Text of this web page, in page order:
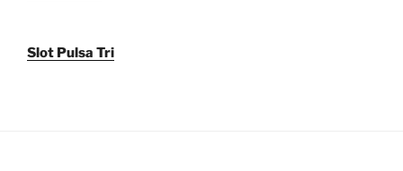
Slot Pulsa Tri